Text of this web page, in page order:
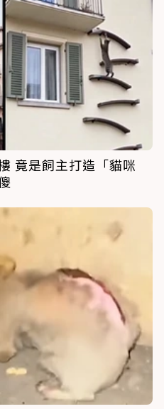
竟是飼主打造「貓咪